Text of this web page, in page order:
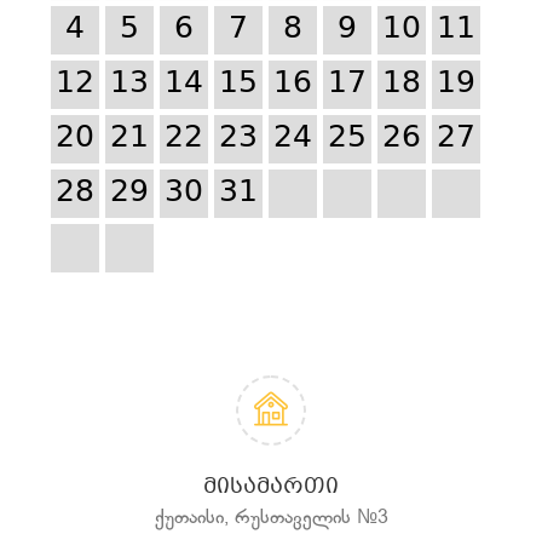
4
5 6 7 8 9 10 11
12 13 14 15 16 17 18 19
20 21 22 23 24 25 26 27
28 29 30 31
ᲛᲘᲡᲐᲛᲐᲠᲗᲘ
ქუთაისი, რუსთაველის №3